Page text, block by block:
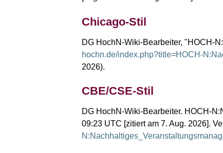
Chicago-Stil
DG HochN-Wiki-Bearbeiter, "HOCH-
hochn.de/index.php?title=HOCH-
2026).
CBE/CSE-Stil
DG HochN-Wiki-Bearbeiter. HOCH-
09:23 UTC [zitiert am 7. Aug. 2026].